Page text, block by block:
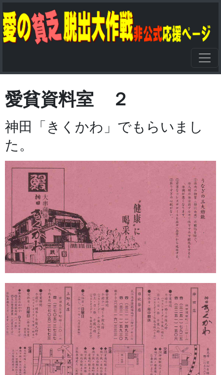
愛貧資料室 ２
神田「きくかわ」でもらいまし
た。